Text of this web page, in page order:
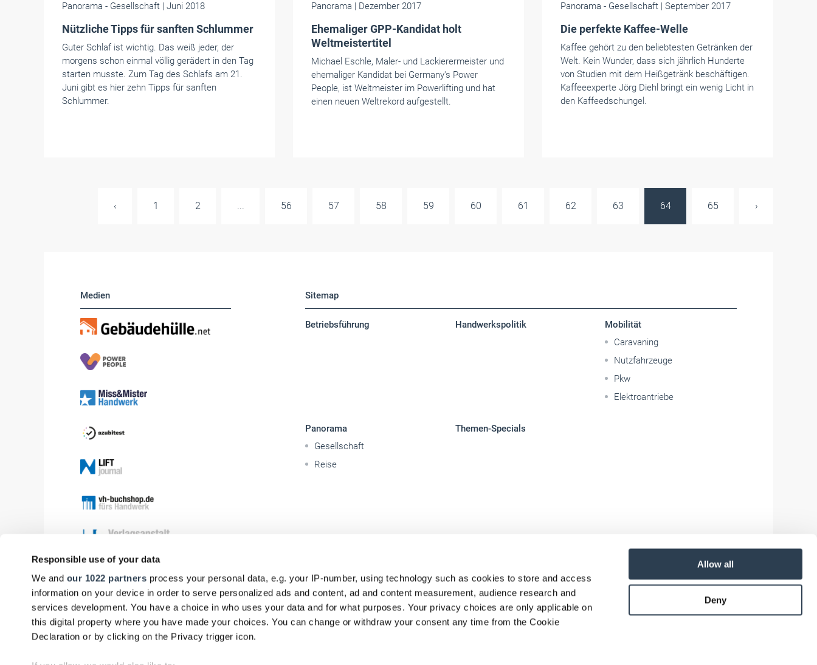
Responsible use of your data
We and our 1022 partners process your personal data, e.g. your IP-number, using technology such as cookies to store and access
information on your device in order to serve personalized ads and content, ad and content measurement, audience research and
services development. You have a choice in who uses your data and for what purposes. Your privacy choices are only applicable on
this digital property where you have made your choices. You can change or withdraw your consent any time from the Cookie
Declaration or by clicking on the Privacy trigger icon.
Allow all
Deny
Panorama - Gesellschaft | Juni 2018
Nützliche Tipps für sanften Schlummer
Guter Schlaf ist wichtig. Das weiß jeder, der
morgens schon einmal völlig gerädert in den Tag
starten musste. Zum Tag des Schlafs am 21.
Juni gibt es hier zehn Tipps für sanften
Schlummer.
Panorama | Dezember 2017
Ehemaliger GPP-Kandidat holt
Weltmeistertitel
Michael Eschle, Maler- und Lackierermeister und
ehemaliger Kandidat bei Germany's Power
People, ist Weltmeister im Powerlifting und hat
einen neuen Weltrekord aufgestellt.
Panorama - Gesellschaft | September 2017
Die perfekte Kaffee-Welle
Kaffee gehört zu den beliebtesten Getränken der
Welt. Kein Wunder, dass sich jährlich Hunderte
von Studien mit dem Heißgetränk beschäftigen.
Kaffeeexperte Jörg Diehl bringt ein wenig Licht in
den Kaffeedschungel.
‹ 1 2 ... 56 57 58 59 60 61 62 63 64 65 ›
Medien Sitemap
Betriebsführung Handwerkspolitik
Mobilität
Caravaning
Nutzfahrzeuge
Pkw
Elektroantriebe
Panorama
Gesellschaft
Reise
Themen-Specials